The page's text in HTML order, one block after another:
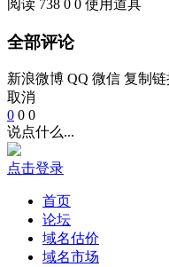
阅读 738 0 0 使用道具
全部评论
新浪微博 QQ 微信 复制链
取消
0 0 0
说点什么...
点击登录
首页
论坛
域名估价
域名市场